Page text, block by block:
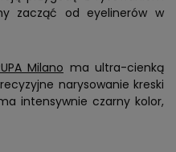
zacząć od eyelinerów w
Milano ma ultra-cienką
narysowanie kreski
intensywnie czarny kolor,